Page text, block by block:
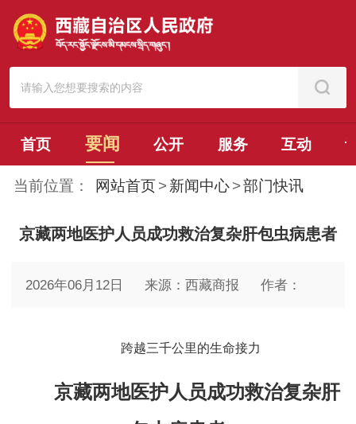
首页 要闻 公开 服务 互动
当前位置： 网站首页 > 新闻中心 >部门快讯
京藏两地医护人员成功救治复杂肝包虫病患者
2026年06月12日 来源：西藏商报 作者：
跨越三千公里的生命接力
京藏两地医护人员成功救治复杂肝